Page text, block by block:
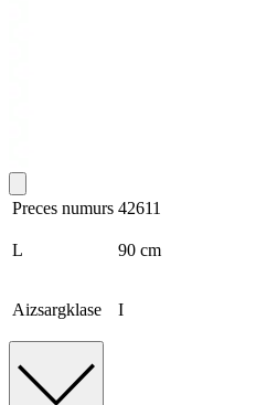
Preces numurs 42611
L 90 cm
Aizsargklase I